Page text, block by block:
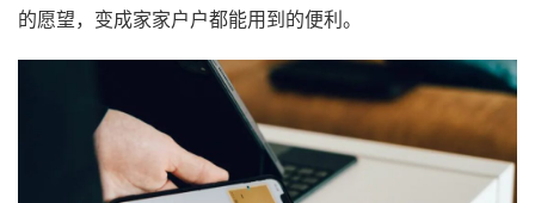
的愿望，变成家家户户都能用到的便利。